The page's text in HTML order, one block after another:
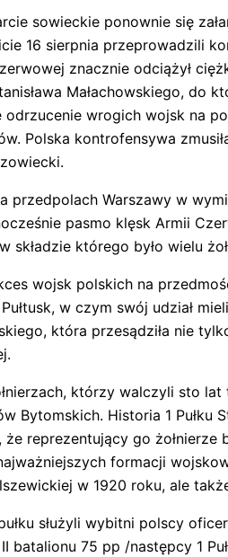
sowieckie ponownie się
16 sierpnia przeprowadzili
znacznie odciążył
Małachowskiego, do
wrogich wojsk na
Polska kontrofensywa
przedpolach Warszawy w
pasmo klęsk Armii
składzie którego było wielu
wojsk polskich na
w czym swój udział
która przesądziła nie
którzy walczyli sto
Bytomskich. Historia 1
reprezentujący go
formacji
w 1920 roku, ale
służyli wybitni polscy
batalionu 75 pp /następcy 1